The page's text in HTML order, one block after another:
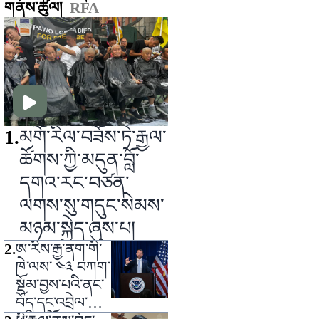
གནང་པ།
གནས་ཚུལ། RFA
1.མགོ་རིལ་བཟོས་ཏེ་རྒྱལ་
ཚོགས་ཀྱི་མདུན་བློ་
དགའ་རང་བཙན་
ལགས་སུ་གདུང་སེམས་
མཉམ་སྐྱེད་ཞུས་པ།
2.ཨ་རིས་རྒྱ་ནག་གི་
ཁེ་ལས་ ༤༣ བཀག་
སྡོམ་བྱས་པའི་ནང་
བོད་དང་འབྲེལ་ཡོད་